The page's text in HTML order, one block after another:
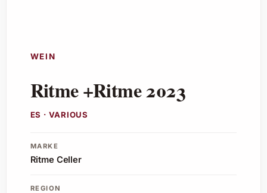
WEIN
Ritme +Ritme 2023
ES · VARIOUS
MARKE
Ritme Celler
REGION